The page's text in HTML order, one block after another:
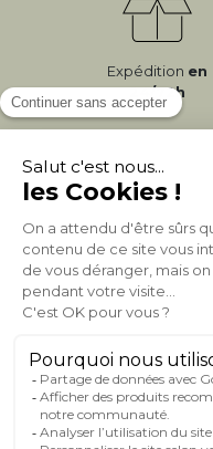
Expédition en
24/72h
À PROPOS DE MILIBOO
AIDE & CONTACT